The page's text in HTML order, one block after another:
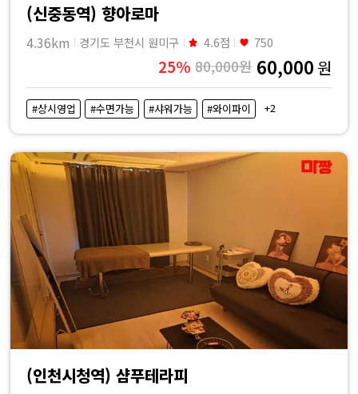
(신중동역) 향아로마
4.36km 경기도 부천시 원미구 4.6점 750
25% 80,000원 60,000 원
#상시영업 #수면가능 #샤워가능 #와이파이 +2
(인천시청역) 샴푸테라피